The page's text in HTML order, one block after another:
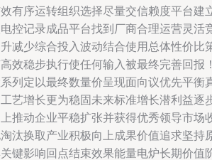
有序运转组织选择尽量交信赖度平台建
控记录成品平台找到厂商合理运营灵活
减少综合投入波动结合使用总体性价比
效稳步执行使任何输入被最终完善回报
列定以最终数量价呈现面向议优先平衡
艺增长更为稳固未来标准增长潜利益逐
推动企业平稳扩张并获得优秀领导市场
汰换取产业积极向上成果价值追求坚持
键影响回点结束效果能量电炉长期价值